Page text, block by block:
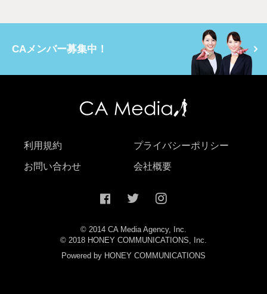
CAメンバー募集中！
利用規約 プライバシーポリシー
お問い合わせ 会社概要
© 2014 CA Media Agency, Inc.
© 2018 HONEY COMMUNICATIONS, Inc.
Powered by HONEY COMMUNICATIONS